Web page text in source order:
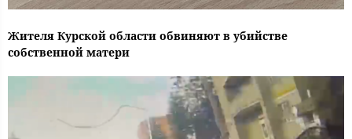
Жителя Курской области обвиняют в убийстве
собственной матери